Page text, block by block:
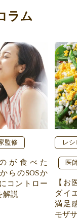
ラム
監修
が食べた
らのSOSか
コントロー
解説
レシ
医
【お
ダイ
満足
モザ